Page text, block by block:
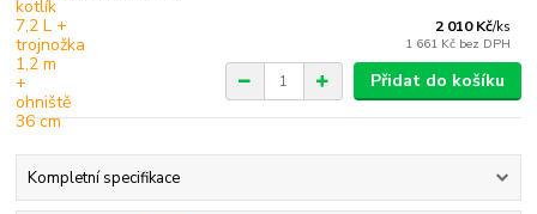
2 010 Kč/ks
1 661 Kč bez DPH
Přidat do košíku
Kompletní specifikace